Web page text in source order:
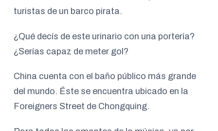
turistas de un barco pirata.
¿Qué decís de este urinario con una portería?
¿Serías capaz de meter gol?
China cuenta con el baño público más grande
del mundo. Éste se encuentra ubicado en la
Foreigners Street de Chongquing.